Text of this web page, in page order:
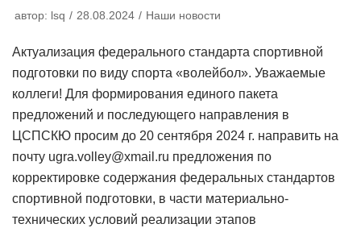
автор: lsq 28.08.2024 Наши новости
Актуализация федерального стандарта спортивной
подготовки по виду спорта «волейбол». Уважаемые
коллеги! Для формирования единого пакета
предложений и последующего направления в
ЦСПСКЮ просим до 20 сентября 2024 г. направить на
почту ugra.volley@xmail.ru предложения по
корректировке содержания федеральных стандартов
спортивной подготовки, в части материально-
технических условий реализации этапов